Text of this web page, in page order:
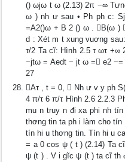
() ωjω t ω (2.13) 2π −∞
ω ) nh ư sau • Ph ph c:
=A2()ω + B 2 () ω . B(ω )
d : Xét m t xung vuơng
τ/2 Ta cĩ: Hình 2.5 τ ωτ
−jtω = Aedt − jt ω = e2 −=
27
Aτ , t = 0,  Nh ư v y ph
4 π/τ 6 π/τ Hình 2.6 2.2.3
mu n truy n đi xa phi nh
thơng tin ta ph i làm cho
tín hi u thơng tin. Tín hi u
= a 0 cos ψ ( t ) (2.14) Ta
ψ (t ) . V i gĩc ψ (t ) ta cĩ th